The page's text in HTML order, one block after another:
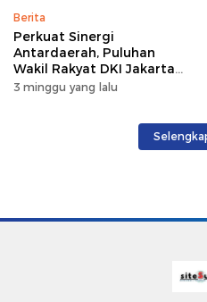
Berita
Perkuat Sinergi
Antardaerah, Puluhan
Wakil Rakyat DKI Jakarta
Gelar Kunker di DPRD Sulut
3 minggu yang lalu